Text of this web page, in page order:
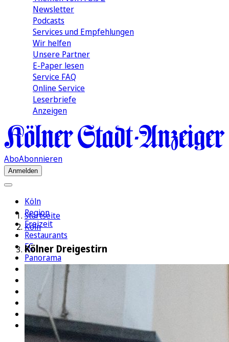
Newsletter
Podcasts
Services und Empfehlungen
Wir helfen
Unsere Partner
E-Paper lesen
Service FAQ
Online Service
Leserbriefe
Anzeigen
AboAbonnieren
Anmelden
Köln
Region
Freizeit
Restaurants
FC
Panorama
Kultur
Rätsel
Newsletter
E-Paper
Startseite
Köln
Kölner Dreigestirn